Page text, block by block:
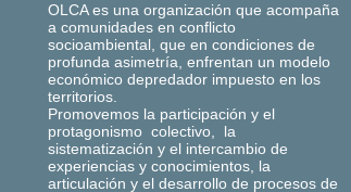
OLCA es una organización que acompaña
a comunidades en conflicto
socioambiental, que en condiciones de
profunda asimetría, enfrentan un modelo
económico depredador impuesto en los
territorios.
Promovemos la participación y el
protagonismo colectivo, la
sistematización y el intercambio de
experiencias y conocimientos, la
articulación y el desarrollo de procesos de